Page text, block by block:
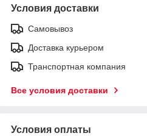
Условия доставки
Самовывоз
Доставка курьером
Транспортная компания
Все условия доставки
Условия оплаты